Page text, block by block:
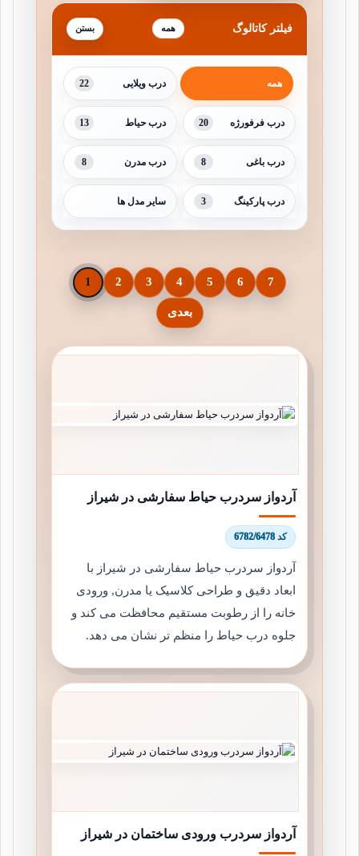
فیلتر کاتالوگ همه
همه درب ویلایی 22
درب فرفورژه 20 درب حیاط 13
درب باغی 8 درب مدرن 8
درب پارکینگ 3 سایر مدل ها
1 2 3 4 5 6 7
بعدی
آردواز سردرب حیاط سفارشی در شیراز
کد 6782/6478
آردواز سردرب حیاط سفارشی در شیراز با
ابعاد دقیق و طراحی کلاسیک یا مدرن, ورودی
خانه را از رطوبت مستقیم محافظت می کند و
جلوه درب حیاط را منظم تر نشان می دهد.
آردواز سردرب ورودی ساختمان در شیراز